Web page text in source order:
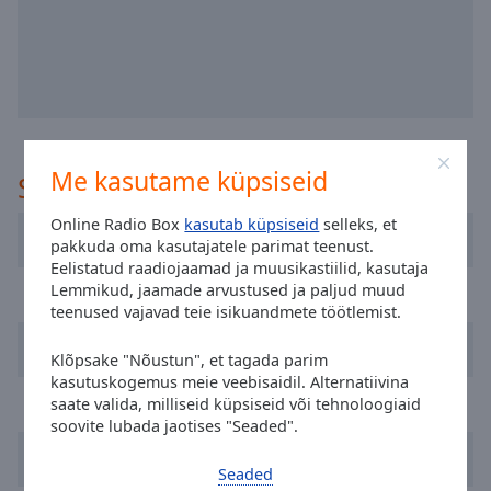
Me kasutame küpsiseid
Online Radio Box kasutab küpsiseid selleks, et
pakkuda oma kasutajatele parimat teenust.
Eelistatud raadiojaamad ja muusikastiilid, kasutaja
Lemmikud, jaamade arvustused ja paljud muud
teenused vajavad teie isikuandmete töötlemist.
Klõpsake "Nõustun", et tagada parim
kasutuskogemus meie veebisaidil. Alternatiivina
saate valida, milliseid küpsiseid või tehnoloogiaid
soovite lubada jaotises "Seaded".
Seaded
in-
Fullscreen
This
modal
window.
Beginning
dialog
window.
Soovitatud
Radio Vidigueira
RFM
Radio Universitaria do Minho